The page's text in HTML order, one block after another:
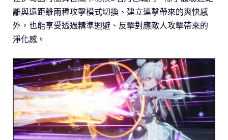
離與遠距離兩種攻擊模式切換、建立連擊帶來的爽快感
外，也能享受透過精準迴避、反擊對應敵人攻擊帶來的
淨化感。